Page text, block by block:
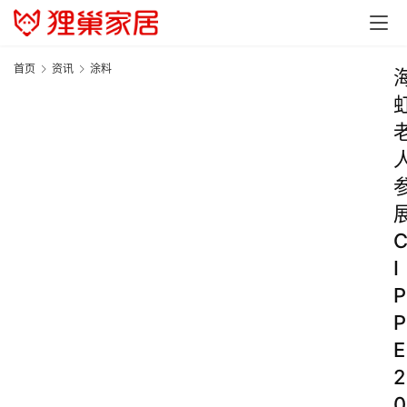
首页 资讯 涂料
C
I
P
P
E
2